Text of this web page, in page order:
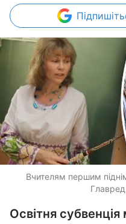
Вчителям першим
Освітня